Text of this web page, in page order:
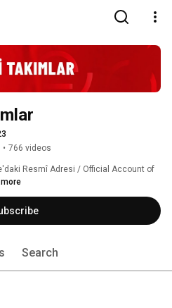
• 766 videos
Resmî Adresi / Official Account of
Search